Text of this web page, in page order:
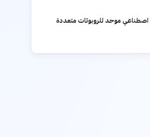
اصطناعي موحد للروبوتات متعددة